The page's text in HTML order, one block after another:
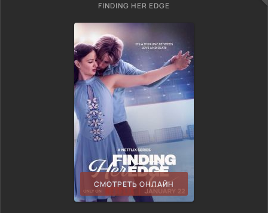
FINDING HER EDGE
СМОТРЕТЬ ОНЛАЙН